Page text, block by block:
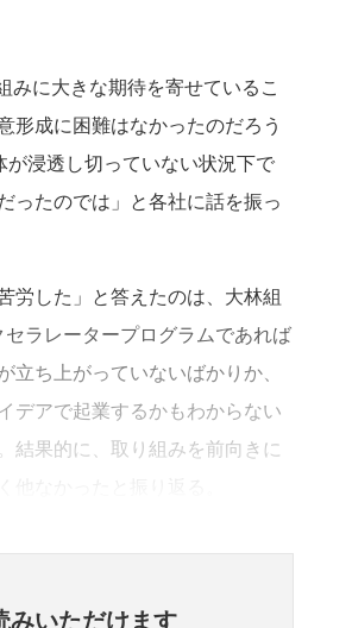
に大きな期待を寄せているこ
形成に困難はなかったのだろう
が浸透し切っていない状況下で
ったのでは」と各社に話を振っ
労した」と答えたのは、大林組
ラレータープログラムであれば
ち上がっていないばかりか、
デアで起業するかもわからない
結果的に、取り組みを前向きに
みいただけます